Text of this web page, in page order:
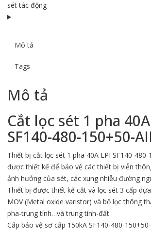
sét tác động
Mô tả
Tags
Mô tả
Cắt lọc sét 1 pha 40A
SF140-480-150+50-
Thiết bị cắt lọc sét 1 pha 40A LPI SF140-
được thiết kế để bảo vệ các thiết bị viễn
ảnh hưởng của sét, các xung nhiễu đường
Thiết bị được thiết kế cắt và lọc sét 3 cấp
MOV (Metal oxide varistor) và bộ lọc thông
pha-trung tính…và trung tính-đất
Cấp bảo vệ sơ cấp 150kA SF140-480-